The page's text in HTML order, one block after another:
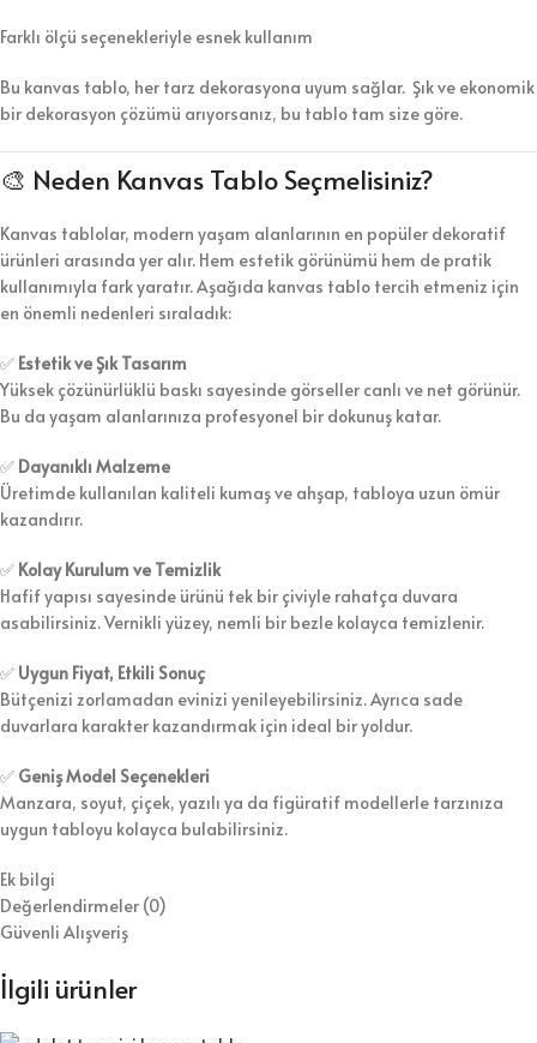
Farklı ölçü seçenekleriyle esnek kullanım
Bu kanvas tablo, her tarz dekorasyona uyum sağlar. Şık ve ekonomik
bir dekorasyon çözümü arıyorsanız, bu tablo tam size göre.
🎨 Neden Kanvas Tablo Seçmelisiniz?
Kanvas tablolar, modern yaşam alanlarının en popüler dekoratif
ürünleri arasında yer alır. Hem estetik görünümü hem de pratik
kullanımıyla fark yaratır. Aşağıda kanvas tablo tercih etmeniz için
en önemli nedenleri sıraladık:
✅ Estetik ve Şık Tasarım
Yüksek çözünürlüklü baskı sayesinde görseller canlı ve net görünür.
Bu da yaşam alanlarınıza profesyonel bir dokunuş katar.
✅ Dayanıklı Malzeme
Üretimde kullanılan kaliteli kumaş ve ahşap, tabloya uzun ömür
kazandırır.
✅ Kolay Kurulum ve Temizlik
Hafif yapısı sayesinde ürünü tek bir çiviyle rahatça duvara
asabilirsiniz. Vernikli yüzey, nemli bir bezle kolayca temizlenir.
✅ Uygun Fiyat, Etkili Sonuç
Bütçenizi zorlamadan evinizi yenileyebilirsiniz. Ayrıca sade
duvarlara karakter kazandırmak için ideal bir yoldur.
✅ Geniş Model Seçenekleri
Manzara, soyut, çiçek, yazılı ya da figüratif modellerle tarzınıza
uygun tabloyu kolayca bulabilirsiniz.
Ek bilgi
Değerlendirmeler (0)
Güvenli Alışveriş
İlgili ürünler